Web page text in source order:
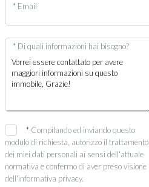
* Email
* Di quali informazioni hai bisogno?
* Compilando ed inviando questo
modulo di richiesta, autorizzo il trattamento
dei miei dati personali ai sensi dell'attuale
normativa e confermo di aver preso visione
dell'informativa privacy.